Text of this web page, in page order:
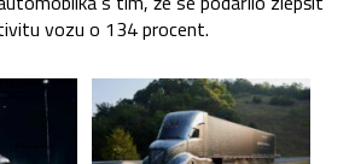
vozu o 134 procent.